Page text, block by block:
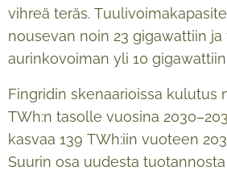
vihreä teräs.
nousevan noin 23 gigawattiin
aurinkovoiman yli 10
Fingridin skenaarioissa kulutus
TWh:n tasolle vuosina
kasvaa 139 TWh:iin vuoteen
Suurin osa uudesta